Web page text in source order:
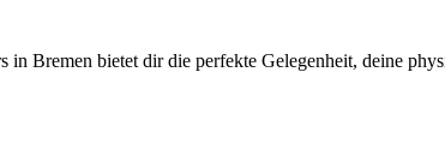
Bremen bietet dir die perfekte Gelegenheit, deine